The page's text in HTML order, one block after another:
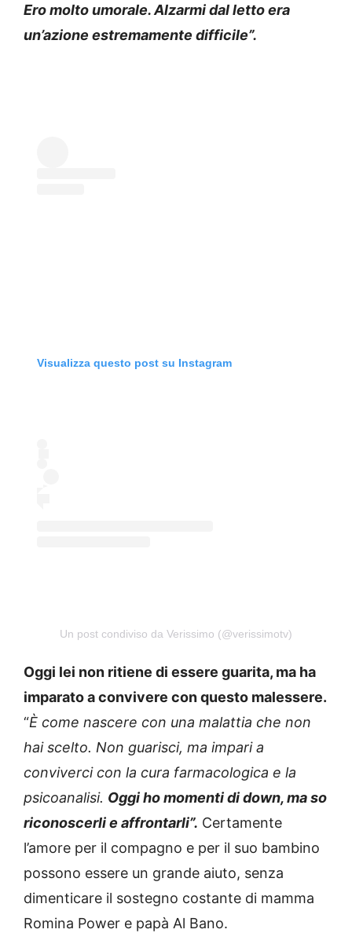
Ero molto umorale. Alzarmi dal letto era
un’azione estremamente difficile”.
Visualizza questo post su Instagram
Un post condiviso da Verissimo (@verissimotv)
Oggi lei non ritiene di essere guarita, ma ha
imparato a convivere con questo malessere.
“È come nascere con una malattia che non
hai scelto. Non guarisci, ma impari a
conviverci con la cura farmacologica e la
psicoanalisi. Oggi ho momenti di down, ma so
riconoscerli e affrontarli”. Certamente
l’amore per il compagno e per il suo bambino
possono essere un grande aiuto, senza
dimenticare il sostegno costante di mamma
Romina Power e papà Al Bano.